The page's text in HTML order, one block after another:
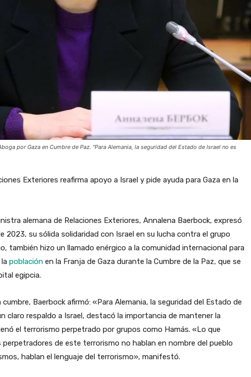
por Gaza en Cumbre de Paz. "Para Alemania, la seguridad del Estado de Israel no es
Exteriores reafirma apoyo a Israel y pide ayuda para Gaza en la
alemana de Relaciones Exteriores, Annalena Baerbock, expresó
2023, su sólida solidaridad con Israel en su lucha contra el grupo
también hizo un llamado enérgico a la comunidad internacional para
población en la Franja de Gaza durante la Cumbre de la Paz, que se
egipcia.
Baerbock afirmó: «Para Alemania, la seguridad del Estado de
claro respaldo a Israel, destacó la importancia de mantener la
el terrorismo perpetrado por grupos como Hamás. «Lo que
de este terrorismo no hablan en nombre del pueblo
hablan el lenguaje del terrorismo», manifestó.